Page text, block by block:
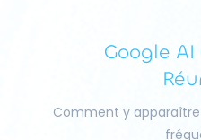
Google
Comment y